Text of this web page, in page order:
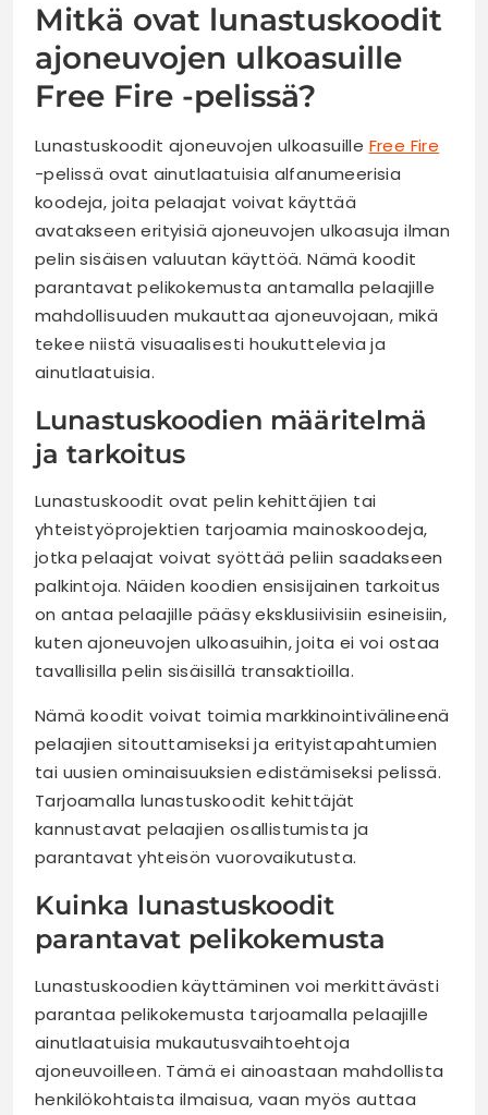
Mitkä ovat lunastuskoodit
ajoneuvojen ulkoasuille
Free Fire -pelissä?
Lunastuskoodit ajoneuvojen ulkoasuille Free Fire
-pelissä ovat ainutlaatuisia alfanumeerisia
koodeja, joita pelaajat voivat käyttää
avatakseen erityisiä ajoneuvojen ulkoasuja ilman
pelin sisäisen valuutan käyttöä. Nämä koodit
parantavat pelikokemusta antamalla pelaajille
mahdollisuuden mukauttaa ajoneuvojaan, mikä
tekee niistä visuaalisesti houkuttelevia ja
ainutlaatuisia.
Lunastuskoodien määritelmä
ja tarkoitus
Lunastuskoodit ovat pelin kehittäjien tai
yhteistyöprojektien tarjoamia mainoskoodeja,
jotka pelaajat voivat syöttää peliin saadakseen
palkintoja. Näiden koodien ensisijainen tarkoitus
on antaa pelaajille pääsy eksklusiivisiin esineisiin,
kuten ajoneuvojen ulkoasuihin, joita ei voi ostaa
tavallisilla pelin sisäisillä transaktioilla.
Nämä koodit voivat toimia markkinointivälineenä
pelaajien sitouttamiseksi ja erityistapahtumien
tai uusien ominaisuuksien edistämiseksi pelissä.
Tarjoamalla lunastuskoodit kehittäjät
kannustavat pelaajien osallistumista ja
parantavat yhteisön vuorovaikutusta.
Kuinka lunastuskoodit
parantavat pelikokemusta
Lunastuskoodien käyttäminen voi merkittävästi
parantaa pelikokemusta tarjoamalla pelaajille
ainutlaatuisia mukautusvaihtoehtoja
ajoneuvoilleen. Tämä ei ainoastaan mahdollista
henkilökohtaista ilmaisua, vaan myös auttaa